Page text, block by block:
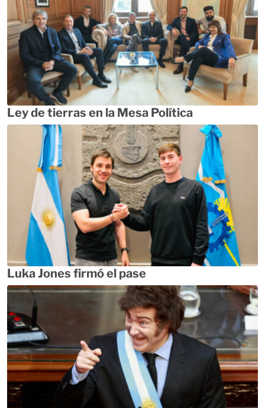
Ley de tierras en la Mesa Política
Luka Jones firmó el pase